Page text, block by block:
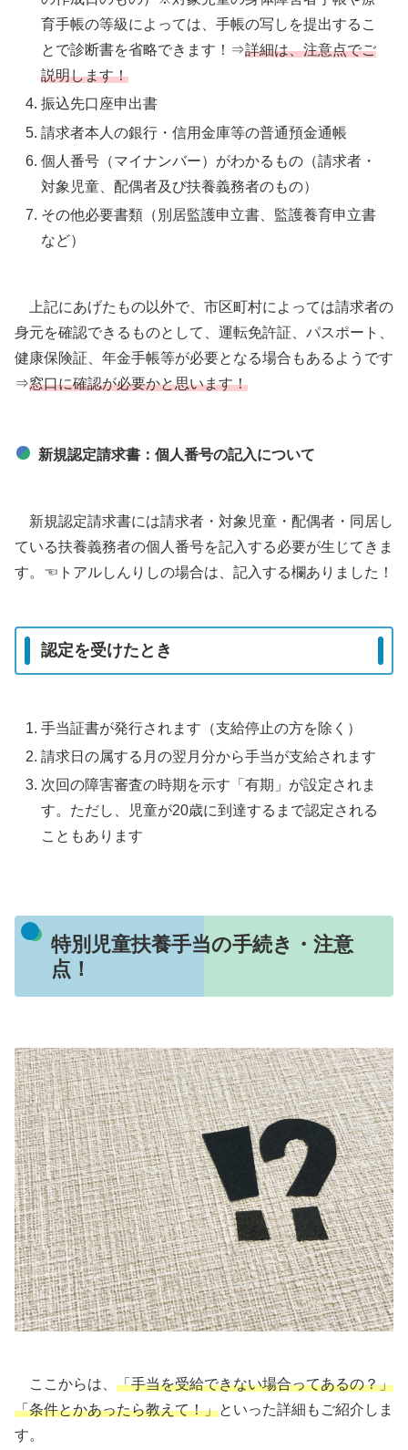
育手帳の等級によっては、手帳の写しを提出するこ
とで診断書を省略できます！⇒詳細は、注意点でご
説明します！
振込先口座申出書
請求者本人の銀行・信用金庫等の普通預金通帳
個人番号（マイナンバー）がわかるもの（請求者・
対象児童、配偶者及び扶養義務者のもの）
その他必要書類（別居監護申立書、監護養育申立書
など）
上記にあげたもの以外で、市区町村によっては請求者の
身元を確認できるものとして、運転免許証、パスポート、
健康保険証、年金手帳等が必要となる場合もあるようです
⇒窓口に確認が必要かと思います！
新規認定請求書：個人番号の記入について
新規認定請求書には請求者・対象児童・配偶者・同居し
ている扶養義務者の個人番号を記入する必要が生じてきま
す。☜トアルしんりしの場合は、記入する欄ありました！
認定を受けたとき
手当証書が発行されます（支給停止の方を除く）
請求日の属する月の翌月分から手当が支給されます
次回の障害審査の時期を示す「有期」が設定されま
す。ただし、児童が20歳に到達するまで認定される
こともあります
特別児童扶養手当の手続き・注意
点！
ここからは、 「手当を受給できない場合ってあるの？」
「条件とかあったら教えて！」といった詳細もご紹介しま
す。